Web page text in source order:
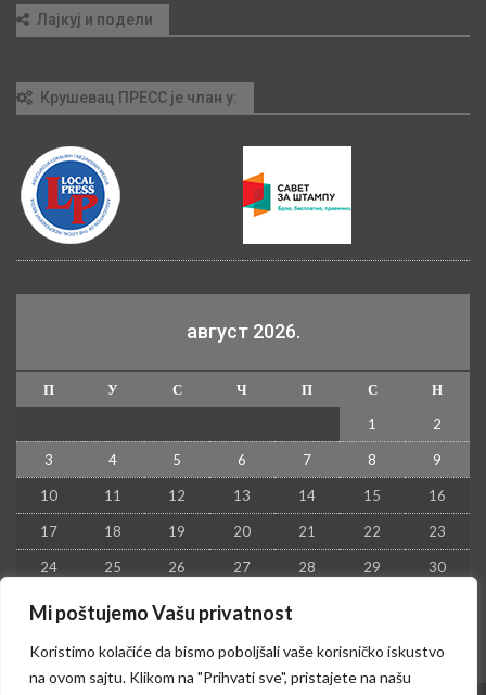
Mi poštujemo Vašu privatnost
Koristimo kolačiće da bismo poboljšali vaše korisničko iskustvo
na ovom sajtu. Klikom na "Prihvati sve", pristajete na našu
Лајкуј и подели
Крушевац ПРЕСС је члан у:
август 2026.
П У С Ч П С
Н
1
2
3 4 5 6 7 8 9
10 11 12 13 14 15 16
17 18 19 20 21 22 23
24 25 26 27 28 29 30
31